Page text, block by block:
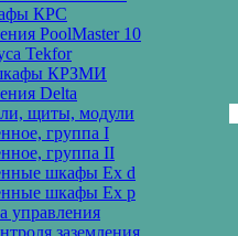
КРС
PoolMaster 10
Tekfor
КРЗМИ
Delta
щиты, модули
группа I
группа II
шкафы Ех d
шкафы Ех p
управления
заземления